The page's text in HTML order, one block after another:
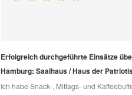
Erfolgreich durchgeführte Einsätze
Hamburg: Saalhaus / Haus der
Ich habe Snack-, Mittags- und